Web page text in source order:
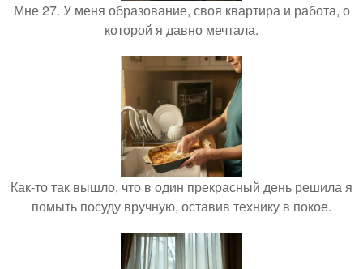
Мне 27. У меня образование, своя квартира и работа, о
которой я давно мечтала.
Как-то так вышло, что в один прекрасный день решила я
помыть посуду вручную, оставив технику в покое.